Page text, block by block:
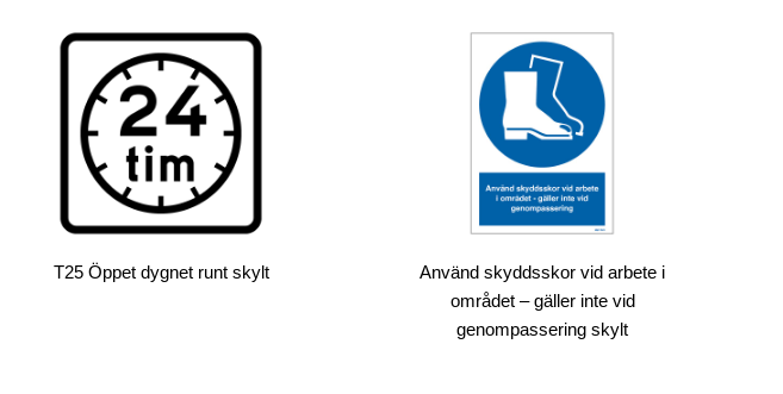
T25 Öppet dygnet runt skylt
Använd skyddsskor vid arbete i
området – gäller inte vid
genompassering skylt